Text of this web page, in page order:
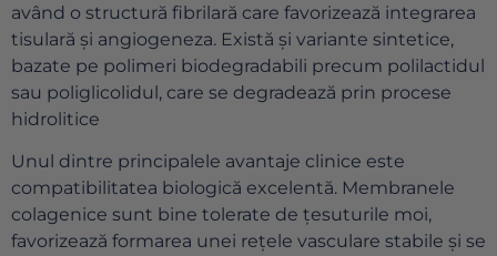
având o structură fibrilară care favorizează integrarea
tisulară și angiogeneza. Există și variante sintetice,
bazate pe polimeri biodegradabili precum polilactidul
sau poliglicolidul, care se degradează prin procese
hidrolitice
Unul dintre principalele avantaje clinice este
compatibilitatea biologică excelentă. Membranele
colagenice sunt bine tolerate de țesuturile moi,
favorizează formarea unei rețele vasculare stabile și se